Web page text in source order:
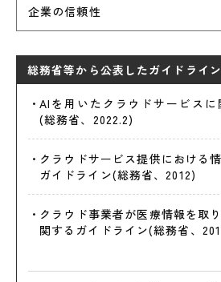
企業の信頼性
総務省等から公表したガイドライン
AIを用いたクラウドサービスに
(総務省、2022.2)
クラウドサービス提供における
ガイドライン(総務省、2012)
クラウド事業者が医療情報を取
関するガイドライン(総務省、